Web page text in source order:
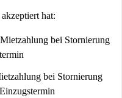
hat:
bei Stornierung
bei Stornierung